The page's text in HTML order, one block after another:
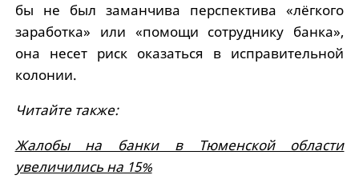
бы не был заманчива перспектива «лёгкого
заработка» или «помощи сотруднику банка»,
она несет риск оказаться в исправительной
колонии.
Читайте также:
Жалобы на банки в Тюменской области
увеличились на 15%